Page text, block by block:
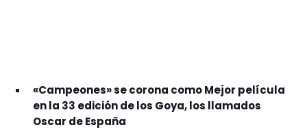
«Campeones» se corona como Mejor película
en la 33 edición de los Goya, los llamados
Oscar de España